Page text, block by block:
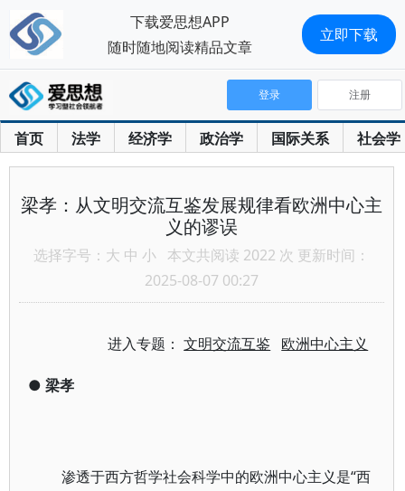
首页 法学 经济学 政治学 国际关系 社会学
登录 注册
梁孝：从文明交流互鉴发展规律看欧洲中心主
义的谬误
选择字号： 大 中 小 本文共阅读 2022 次 更新时间：
2025-08-07 00:27
进入专题：文明交流互鉴 欧洲中心主义
● 梁孝
渗透于西方哲学社会科学中的欧洲中心主义是“西
下载爱思想APP
随时随地阅读精品文章
立即下载